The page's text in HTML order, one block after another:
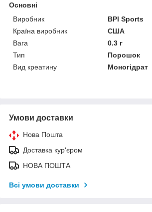
Основні
Виробник
BPI Sports
Країна виробник
США
Вага
0.3 г
Тип
Порошок
Вид креатину
Моногідрат
Умови доставки
Нова Пошта
Доставка кур'єром
НОВА ПОШТА
Всі умови доставки